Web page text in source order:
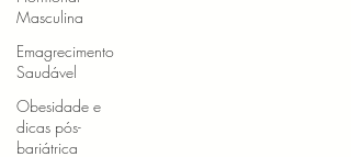
Masculina
Emagrecimento
Saudável
Obesidade e
dicas pós-
bariátrica